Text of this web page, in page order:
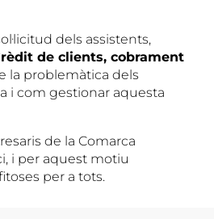
dels assistents,
de clients, cobrament
la problemàtica dels
i com gestionar aquesta
de la Comarca
i per aquest motiu
per a tots.